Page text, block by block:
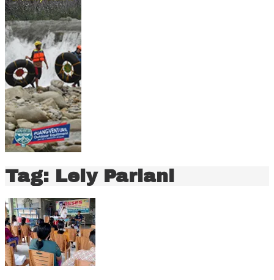
Tag: Lely Pariani